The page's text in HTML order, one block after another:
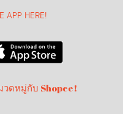
APP HERE!
ดหมู่กับ Shopee!